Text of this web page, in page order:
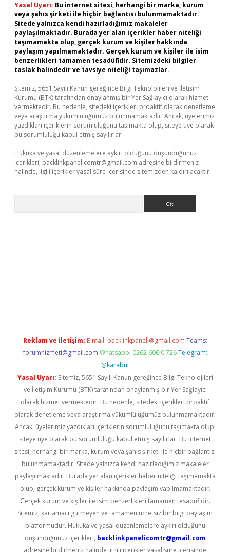
Yasal Uyarı: Bu internet sitesi, herhangi bir marka, kurum
veya şahıs şirketi ile hiçbir bağlantısı bulunmamaktadır.
Sitede yalnızca kendi hazırladığımız makaleler
paylaşılmaktadır. Burada yer alan içerikler haber niteliği
taşımamakta olup, gerçek kurum ve kişiler hakkında
paylaşım yapılmamaktadır. Gerçek kurum ve kişiler ile isim
benzerlikleri tamamen tesadüfidir. Sitemizdeki bilgiler
taslak halindedir ve tavsiye niteliği taşımazlar.
Sitemiz, 5651 Sayılı Kanun gereğince Bilgi Teknolojileri ve İletişim
Kurumu (BTK) tarafından onaylanmış bir Yer Sağlayıcı olarak hizmet
vermektedir. Bu nedenle, sitedeki içerikleri proaktif olarak denetleme
veya araştırma yükümlülüğümüz bulunmamaktadır. Ancak, üyelerimiz
yazdıkları içeriklerin sorumluluğunu taşımakta olup, siteye üye olarak
bu sorumluluğu kabul etmiş sayılırlar.
Hukuka ve yasal düzenlemelere aykırı olduğunu düşündüğünüz
içerikleri, backlinkpanelicomtr@gmail.com adresine bildirmeniz
halinde, ilgili içerikler yasal süre içerisinde sitemizden kaldırılacaktır.
Reklam ve İletişim: E-mail: backlinkpaneli@gmail.com Teams:
forumhizmeti@gmail.com Whatsapp: 0262 606 0 726 Telegram:
@karabul
Yasal Uyarı: Sitemiz, 5651 Sayılı Kanun gereğince Bilgi Teknolojileri
ve İletişim Kurumu (BTK) tarafından onaylanmış bir Yer Sağlayıcı
olarak hizmet vermektedir. Bu nedenle, sitedeki içerikleri proaktif
olarak denetleme veya araştırma yükümlülüğümüz bulunmamaktadır.
Ancak, üyelerimiz yazdıkları içeriklerin sorumluluğunu taşımakta olup,
siteye üye olarak bu sorumluluğu kabul etmiş sayılırlar. Bu internet
sitesi, herhangi bir marka, kurum veya şahıs şirketi ile hiçbir bağlantısı
bulunmamaktadır. Sitede yalnızca kendi hazırladığımız makaleler
paylaşılmaktadır. Burada yer alan içerikler haber niteliği taşımamakta
olup, gerçek kurum ve kişiler hakkında paylaşım yapılmamaktadır.
Gerçek kurum ve kişiler ile isim benzerlikleri tamamen tesadüfidir.
Sitemiz, kar amacı gütmeyen ve tamamen ücretsiz bir bilgi paylaşım
platformudur. Hukuka ve yasal düzenlemelere aykırı olduğunu
düşündüğünüz içerikleri, backlinkpanelicomtr@gmail.com
adresine bildirmeniz halinde, ilgili içerikler yasal süre içerisinde